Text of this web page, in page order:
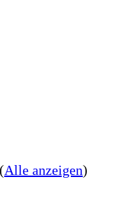
(Alle anzeigen)